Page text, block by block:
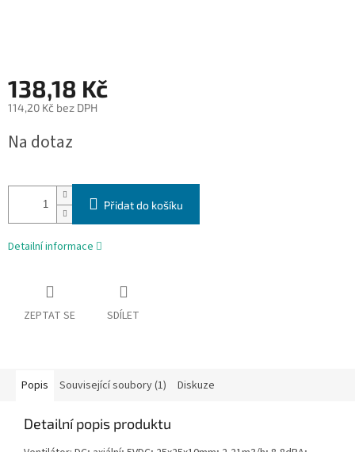
138,18 Kč
114,20 Kč bez DPH
cena:
Na dotaz
Přidat do košíku
Detailní informace
ZEPTAT SE SDÍLET
Popis Související soubory (1) Diskuze
Detailní popis produktu